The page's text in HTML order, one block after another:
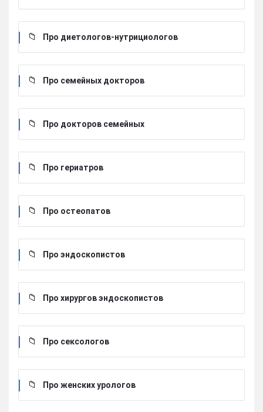
Про диетологов-нутрициологов
Про семейных докторов
Про докторов семейных
Про гериатров
Про остеопатов
Про эндоскопистов
Про хирургов эндоскопистов
Про сексологов
Про женских урологов